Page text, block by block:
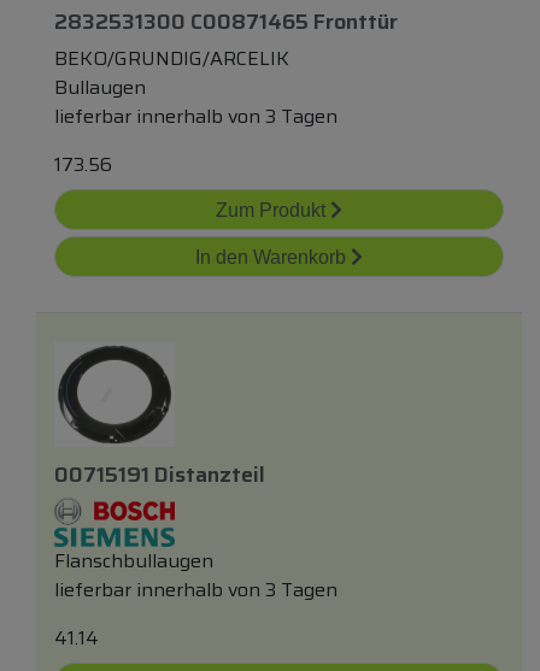
2832531300 C00871465 Fronttür
BEKO/GRUNDIG/ARCELIK
Bullaugen
lieferbar innerhalb von 3 Tagen
173.56
Zum Produkt
In den Warenkorb
00715191 Distanzteil
Flanschbullaugen
lieferbar innerhalb von 3 Tagen
41.14